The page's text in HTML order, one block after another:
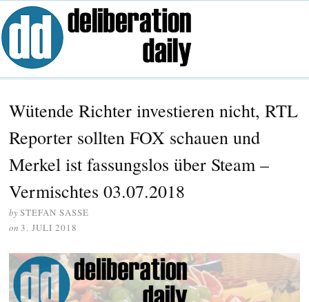
Wütende Richter investieren nicht, RTL
Reporter sollten FOX schauen und
Merkel ist fassungslos über Steam –
Vermischtes 03.07.2018
bySTEFAN SASSE
on 3. JULI 2018